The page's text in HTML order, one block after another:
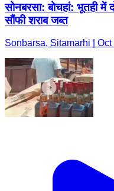
सोनबरसा: बोचहां: भूतही में
सौंफी शराब जब्त
Sonbarsa, Sitamarhi | Oct